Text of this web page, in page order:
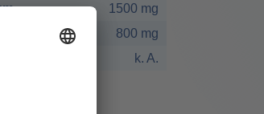
1500 mg
800 mg
k. A.